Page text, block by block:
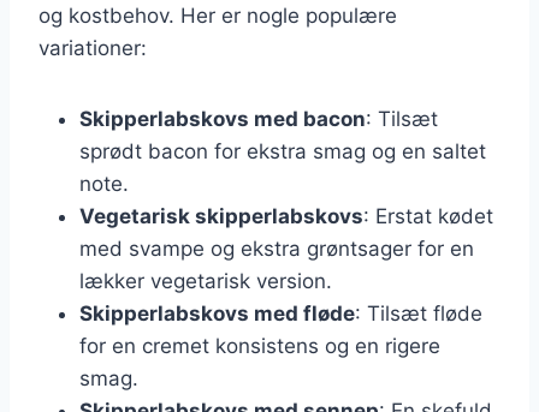
og kostbehov. Her er nogle populære
variationer:
Skipperlabskovs med bacon: Tilsæt
sprødt bacon for ekstra smag og en saltet
note.
Vegetarisk skipperlabskovs: Erstat kødet
med svampe og ekstra grøntsager for en
lækker vegetarisk version.
Skipperlabskovs med fløde: Tilsæt fløde
for en cremet konsistens og en rigere
smag.